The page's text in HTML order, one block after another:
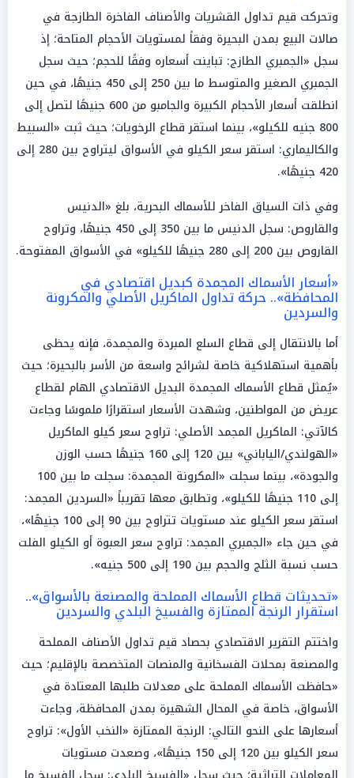
وتحركت قيم تداول القشريات والأصناف الفاخرة الطازجة في
صالات البيع بمدن البحيرة وفقاً لمستويات الأحجام المتاحة؛ إذ
سجل «الجمبري الطازج: تباينت أسعاره وفقًا للحجم؛ حيث سجل
الجمبري الصغير والمتوسط ما بين 250 إلى 450 جنيهًا، في حين
انطلقت أسعار الأحجام الكبيرة والجامبو من 600 جنيهًا لتصل إلى
800 جنيه للكيلو»، بينما استقر قطاع الرخويات؛ حيث ثبت «السبيط
والكاليماري: استقر سعر الكيلو في الأسواق ليتراوح بين 280 إلى
420 جنيهًا».
وفي ذات السياق الفاخر للأسماك البحرية، بلغ «الدنيس
والقاروص: سجل الدنيس ما بين 350 إلى 450 جنيهًا، وتراوح
القاروص بين 200 إلى 280 جنيهًا للكيلو» في الأسواق المفتوحة.
«أسعار الأسماك المجمدة كبديل اقتصادي في
المحافظة».. حركة تداول الماكريل الأصلي والمكرونة
والسردين
أما بالانتقال إلى قطاع السلع المبردة والمجمدة، فإنه يحظى
بأهمية استهلاكية خاصة لشرائح واسعة من الأسر بالبحيرة؛ حيث
«يُمثل قطاع الأسماك المجمدة البديل الاقتصادي الهام لقطاع
عريض من المواطنين، وشهدت الأسعار استقرارًا ملموسًا وجاءت
كالآتي: الماكريل المجمد الأصلي: تراوح سعر كيلو الماكريل
«الهولندي/الياباني» بين 120 إلى 160 جنيهًا حسب الوزن
والجودة»، بينما سجلت «المكرونة المجمدة: سجلت ما بين 100
إلى 110 جنيهًا للكيلو»، وتطابق معها تقريباً «السردين المجمد:
استقر سعر الكيلو عند مستويات تتراوح بين 90 إلى 100 جنيهًا»،
في حين جاء «الجمبري المجمد: تراوح سعر العبوة أو الكيلو الفلت
حسب نسبة الثلج والحجم بين 190 إلى 500 جنيه».
«تحديثات قطاع الأسماك المملحة والمصنعة بالأسواق»..
استقرار الرنجة الممتازة والفسيخ البلدي والسردين
واختتم التقرير الاقتصادي بحصاد قيم تداول الأصناف المملحة
والمصنعة بمحلات الفسخانية والمنصات المتخصصة بالإقليم؛ حيث
«حافظت الأسماك المملحة على معدلات طلبها المعتادة في
الأسواق، خاصة في المحال الشهيرة بمدن المحافظة، وجاءت
أسعارها على النحو التالي: الرنجة الممتازة «النخب الأول»: تراوح
سعر الكيلو بين 120 إلى 150 جنيهًا»، وصعدت مستويات